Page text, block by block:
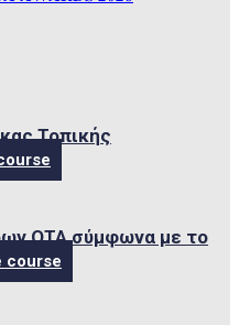
Τοπικής
ΟΤΑ σύμφωνα με το
course